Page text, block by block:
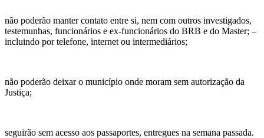
não poderão manter contato entre si, nem com outros investigados,
testemunhas, funcionários e ex-funcionários do BRB e do Master; –
incluindo por telefone, internet ou intermediários;
não poderão deixar o município onde moram sem autorização da
Justiça;
seguirão sem acesso aos passaportes, entregues na semana passada.